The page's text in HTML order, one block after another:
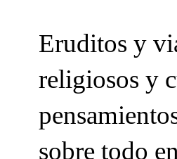
Eruditos y
religiosos y
sobre todo